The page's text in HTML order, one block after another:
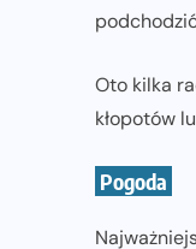
Oto kilka
kłopotów
Pogoda